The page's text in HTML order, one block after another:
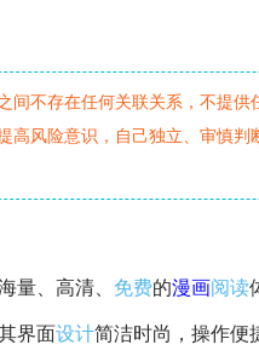
间不存在任何关联关系，不提供
风险意识，自己独立、审慎判
量、高清、 免费的漫画阅读
界面设计简洁时尚，操作便